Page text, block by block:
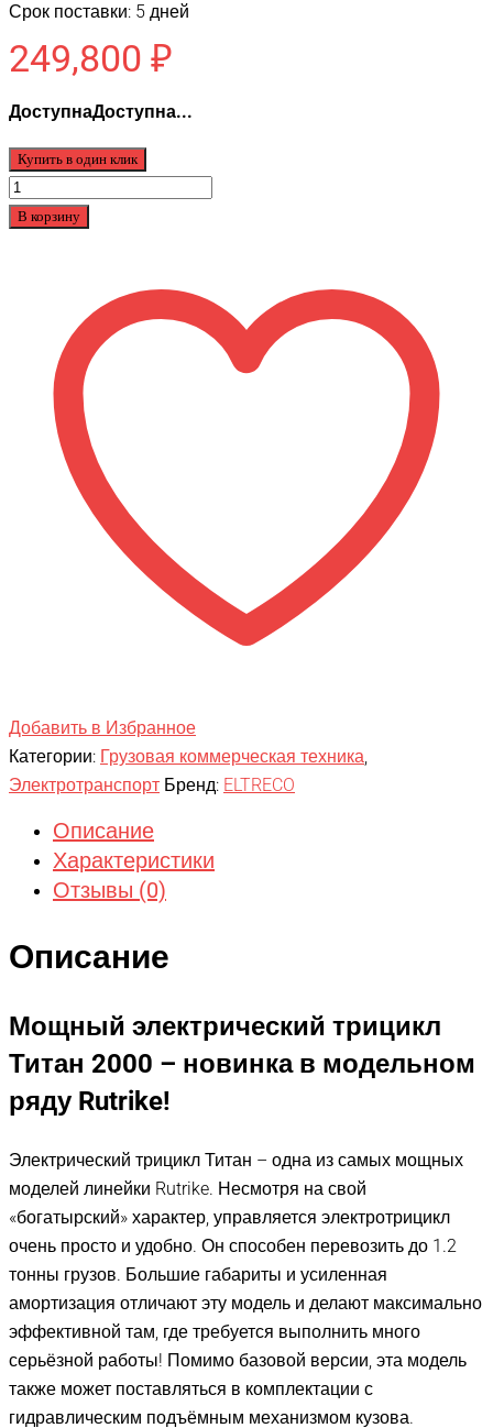
Срок поставки: 5 дней
249,800 ₽
ДоступнаДоступна...
Купить в один клик
Количество
товара
60V1500W
В корзину
Добавить в Избранное
Категории: Грузовая коммерческая техника,
Электротранспорт Бренд: ELTRECO
Описание
Характеристики
Отзывы (0)
Описание
Мощный электрический трицикл
Титан 2000 – новинка в модельном
ряду Rutrike!
Электрический трицикл Титан – одна из самых мощных
моделей линейки Rutrike. Несмотря на свой
«богатырский» характер, управляется электротрицикл
очень просто и удобно. Он способен перевозить до 1.2
тонны грузов. Большие габариты и усиленная
амортизация отличают эту модель и делают максимально
эффективной там, где требуется выполнить много
серьёзной работы! Помимо базовой версии, эта модель
также может поставляться в комплектации с
гидравлическим подъёмным механизмом кузова.